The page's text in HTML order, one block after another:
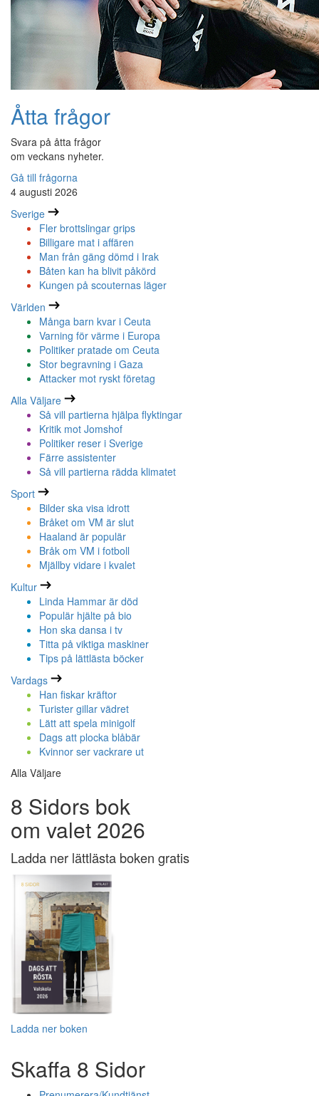
Åtta frågor
Svara på åtta frågor
om veckans nyheter.
Gå till frågorna
4 augusti 2026
Sverige
Fler brottslingar grips
Billigare mat i affären
Man från gäng dömd i Irak
Båten kan ha blivit påkörd
Kungen på scouternas läger
Världen
Många barn kvar i Ceuta
Varning för värme i Europa
Politiker pratade om Ceuta
Stor begravning i Gaza
Attacker mot ryskt företag
Alla Väljare
Så vill partierna hjälpa flyktingar
Kritik mot Jomshof
Politiker reser i Sverige
Färre assistenter
Så vill partierna rädda klimatet
Sport
Bilder ska visa idrott
Bråket om VM är slut
Haaland är populär
Bråk om VM i fotboll
Mjällby vidare i kvalet
Kultur
Linda Hammar är död
Populär hjälte på bio
Hon ska dansa i tv
Titta på viktiga maskiner
Tips på lättlästa böcker
Vardags
Han fiskar kräftor
Turister gillar vädret
Lätt att spela minigolf
Dags att plocka blåbär
Kvinnor ser vackrare ut
Alla Väljare
8 Sidors bok
om valet 2026
Ladda ner lättlästa boken gratis
Ladda ner boken
Skaffa 8 Sidor